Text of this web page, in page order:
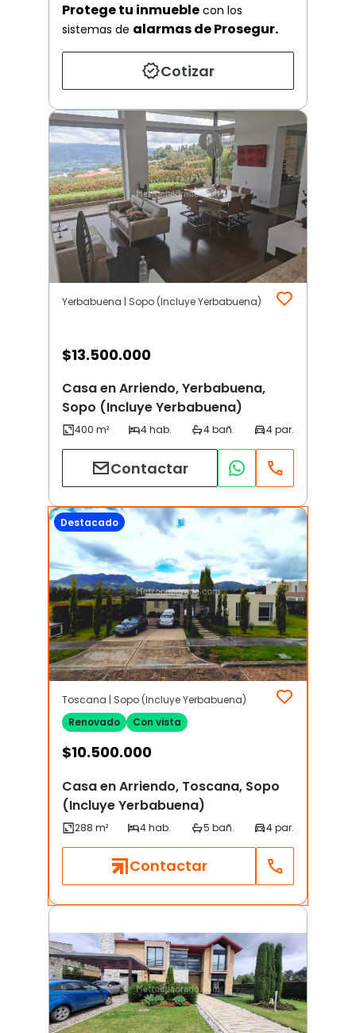
Protege tu inmueble con los
sistemas de alarmas de Prosegur.
Cotizar
Yerbabuena | Sopo (Incluye Yerbabuena)
$13.500.000
Casa en Arriendo, Yerbabuena,
Sopo (Incluye Yerbabuena)
Contactar
Destacado
Toscana | Sopo (Incluye Yerbabuena)
Renovado
Con vista
$10.500.000
Casa en Arriendo, Toscana, Sopo
(Incluye Yerbabuena)
Contactar